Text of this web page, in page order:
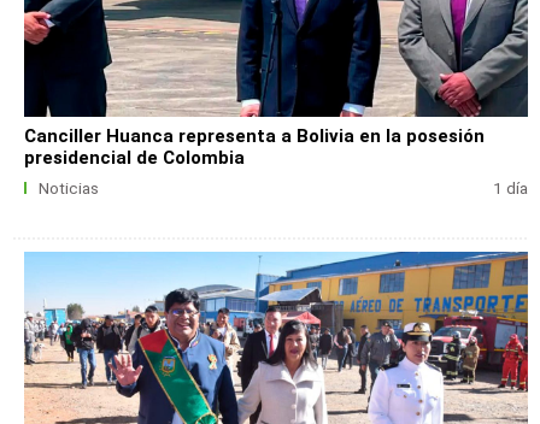
Canciller Huanca representa a Bolivia en la posesión
presidencial de Colombia
Noticias 1 día